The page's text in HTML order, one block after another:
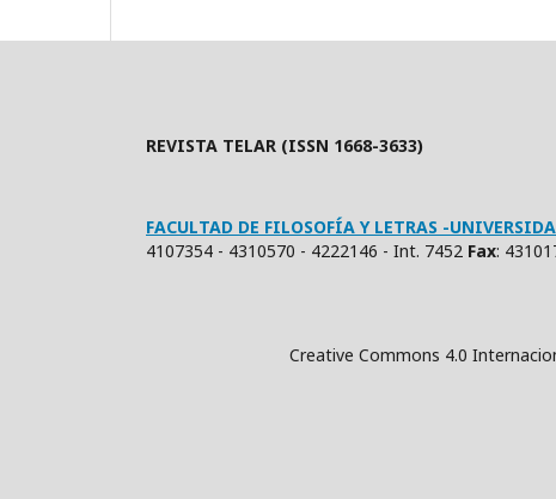
REVISTA TELAR (ISSN 1668-3633)
FACULTAD DE FILOSOFÍA Y LETRAS -
4107354 - 4310570 - 4222146 - Int. 7452 Fax:
Creative Commons 4.0 Internacional